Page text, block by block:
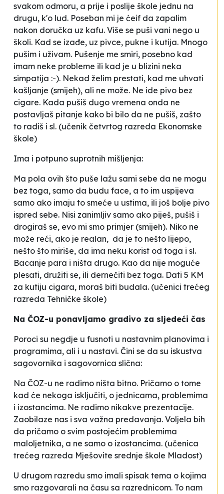
svakom odmoru, a prije i poslije škole jednu na
drugu, k'o lud. Poseban mi je ćeif da zapalim
nakon doručka uz kafu. Više se puši vani nego u
školi. Kad se izađe, uz pivce, pukne i kutija. Mnogo
pušim i uživam. Pušenje me smiri, posebno kad
imam neke probleme ili kad je u blizini neka
simpatija :-). Nekad želim prestati, kad me uhvati
kašljanje (smijeh), ali ne može. Ne ide pivo bez
cigare. Kada pušiš dugo vremena onda ne
postavljaš pitanje kako bi bilo da ne pušiš, zašto
to radiš i sl. (učenik četvrtog razreda Ekonomske
škole)
Ima i potpuno suprotnih mišljenja:
Ma pola ovih što puše lažu sami sebe da ne mogu
bez toga, samo da budu face, a to im uspijeva
samo ako imaju to smeće u ustima, ili još bolje pivo
ispred sebe. Nisi zanimljiv samo ako piješ, pušiš i
drogiraš se, evo mi smo primjer (smijeh). Niko ne
može reći, ako je realan, da je to nešto lijepo,
nešto što miriše, da ima neku korist od toga i sl.
Bacanje para i ništa drugo. Kao da nije moguće
plesati, družiti se, ili dernečiti bez toga. Dati 5 KM
za kutiju cigara, moraš biti budala. (učenici trećeg
razreda Tehničke škole)
Na ČOZ-u ponavljamo gradivo za sljedeći čas
Poroci su negdje u fusnoti u nastavnim planovima i
programima, ali i u nastavi. Čini se da su iskustva
sagovornika i sagovornica slična:
Na ČOZ-u ne radimo ništa bitno. Pričamo o tome
kad će nekoga isključiti, o jednicama, problemima
i izostancima. Ne radimo nikakve prezentacije.
Zaobilaze nas i sva važna predavanja. Voljela bih
da pričamo o svim postojećim problemima
maloljetnika, a ne samo o izostancima. (učenica
trećeg razreda Mješovite srednje škole Mladost)
U drugom razredu smo imali spisak tema o kojima
smo razgovarali na času sa razrednicom. To nam